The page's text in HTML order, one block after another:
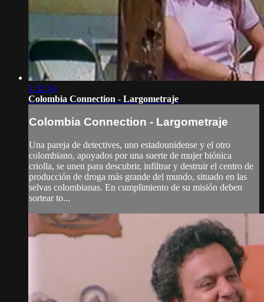
1:32:14
Colombia Connection - Largometraje
Colombia Connection - Largometraje
Una pareja de detectives, uno estadounidense y el otro
colombiano, apoyados por una suerte de mujer biónica
criolla, se unen para descubrir, infiltrar y destruir el centro de
producción de droga más grande del mundo, situado en las
selvas colombianas. En cumplimiento de su misión deben
sortear to...